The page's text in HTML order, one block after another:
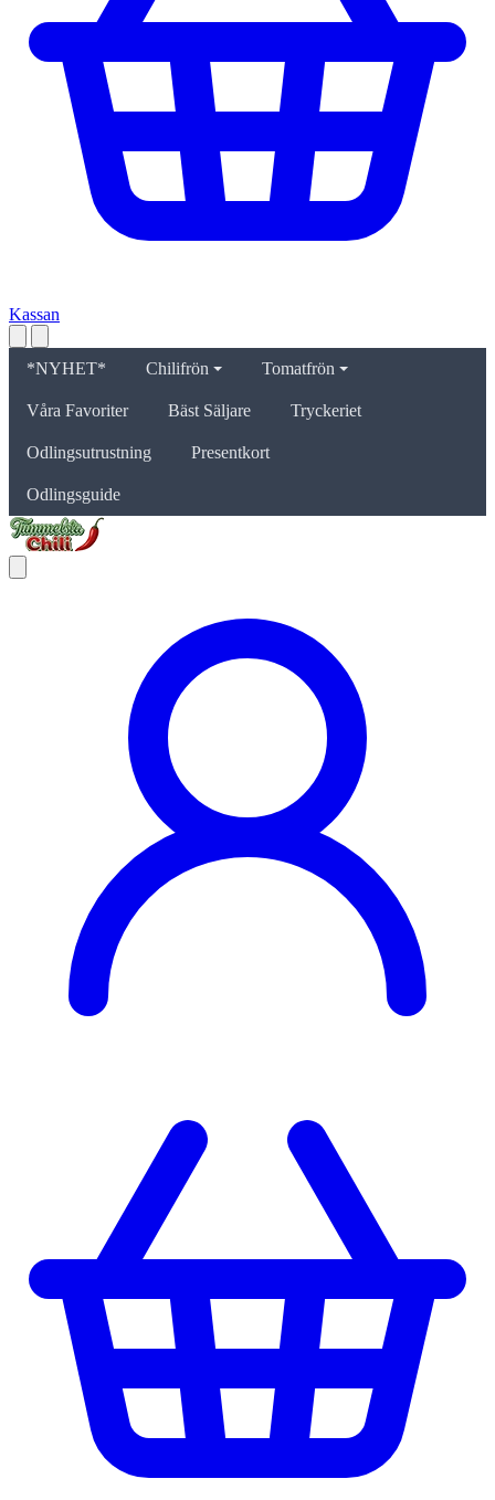
Kassan
*NYHET* Chilifrön Tomatfrön
Våra Favoriter Bäst Säljare Tryckeriet
Odlingsutrustning Presentkort
Odlingsguide